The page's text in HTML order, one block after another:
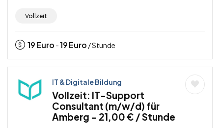
Vollzeit
19Euro -19Euro / Stunde
IT & Digitale Bildung
Vollzeit: IT-Support
Consultant (m/w/d) für
Amberg – 21,00 € / Stunde